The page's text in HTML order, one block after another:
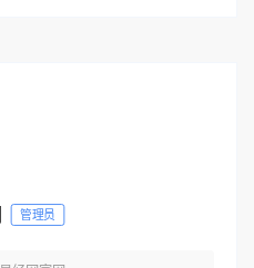
管理员